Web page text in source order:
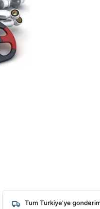
Tum Turkiye'ye